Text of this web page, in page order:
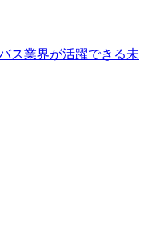
ス業界が活躍できる未